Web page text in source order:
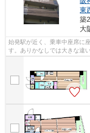
東
築
大
始発駅が近く、乗車中座席に
す。ありかなしでは大きな違